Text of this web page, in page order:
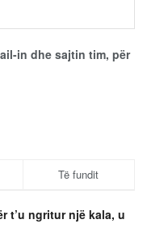
in dhe sajtin tim, për
Të fundit
t’u ngritur një kala, u